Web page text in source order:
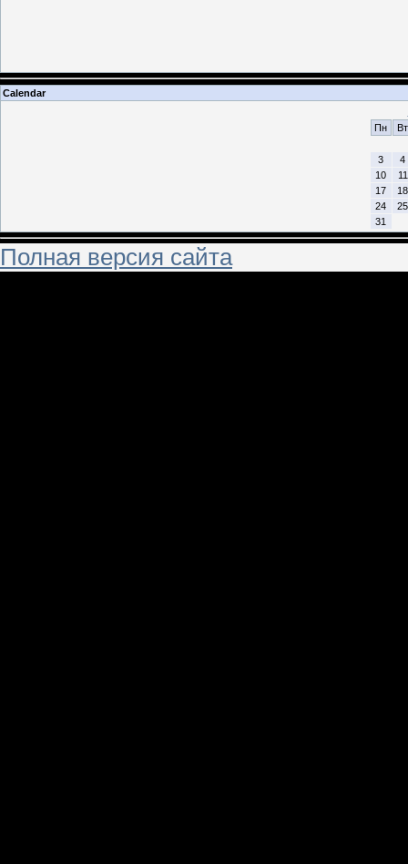
Calendar
Пн
Вт
3
4
10
11
17
18
24
25
31
Полная версия сайта